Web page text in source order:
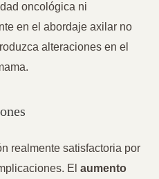
oncológica ni
en el abordaje axilar no
alteraciones en el
realmente satisfactoria por
El aumento